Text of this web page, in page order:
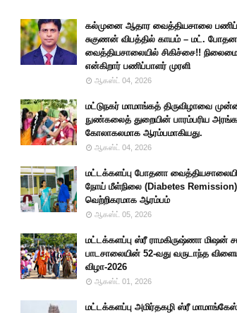
கல்முனை ஆதார வைத்தியசாலை
சுகுணன் விபத்தில் காயம் – மட்.
வைத்தியசாலையில் சிகிச்சை!! நிலைமை
என்கிறார் பணிப்பாளர் முரளி
ஆகஸ்ட் 04, 2026
மட்டுநகர் மாமாங்கத் திருவிழாவை
நுண்கலைத் துறையின் பாரம்பரிய
கோலாகலமாக ஆரம்பமாகியது.
ஆகஸ்ட் 04, 2026
மட்டக்களப்பு போதனா வைத்தியசாலையில்
நோய் மீள்நிலை (Diabetes Remission)
வெற்றிகரமாக ஆரம்பம்
ஆகஸ்ட் 05, 2026
மட்டக்களப்பு ஸ்ரீ ராமகிருஷ்ணா மிஷன்
பாடசாலையின் 52-வது வருடாந்த
விழா-2026
ஆகஸ்ட் 01, 2026
மட்டக்களப்பு அமிர்தகழி ஸ்ரீ